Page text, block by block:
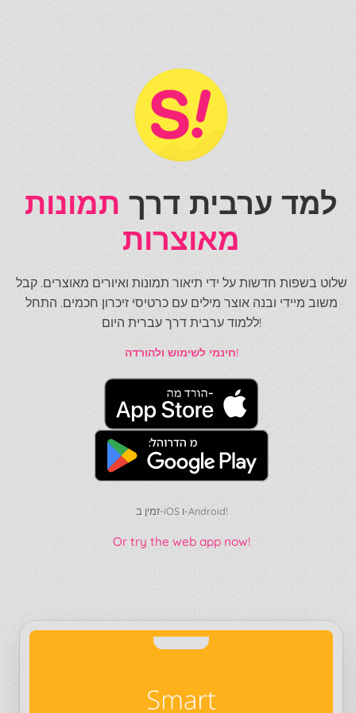
למד ערבית דרךתמונות
מאוצרות
שלוט בשפות חדשות על ידי תיאור תמונות ואיורים מאוצרים. קבל
משוב מיידי ובנה אוצר מילים עם כרטיסי זיכרון חכמים. התחל
ללמוד ערבית דרך עברית היום!
חינמי לשימוש ולהורדה!
זמין ב-iOS ו-Android!
Or try the web app now!